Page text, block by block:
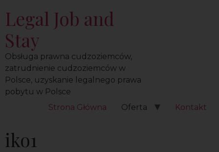
Legal Job and
Stay
Obsługa prawna cudzoziemców,
zatrudnienie cudzoziemców w
Polsce, uzyskanie legalnego prawa
pobytu w Polsce
Strona Główna
Oferta Kontakt
iko1